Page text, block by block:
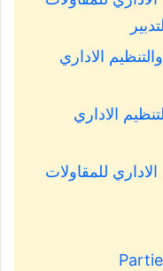
الاداري
الاداري
للمقاولات